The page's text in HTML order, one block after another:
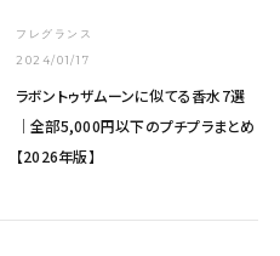
フレグランス
2024/01/17
ラボントゥザムーンに似てる香水7選
｜全部5,000円以下のプチプラまとめ
【2026年版】